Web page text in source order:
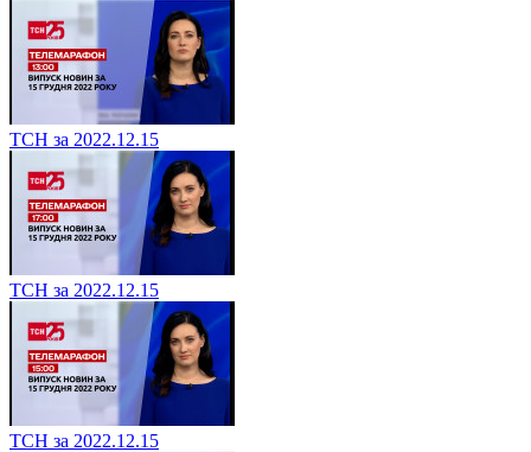
ТСН за 2022.12.15
ТСН за 2022.12.15
ТСН за 2022.12.15